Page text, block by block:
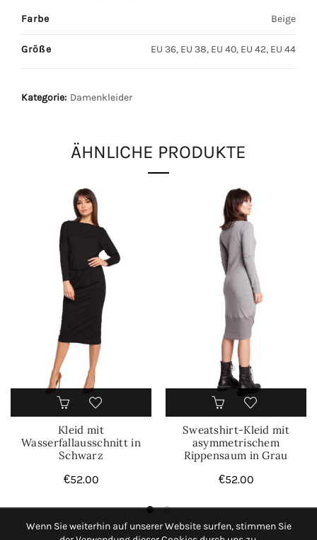
Farbe Beige
Größe EU 36, EU 38, EU 40, EU 42, EU 44
Kategorie: Damenkleider
ÄHNLICHE PRODUKTE
Kleid mit
Wasserfallausschnitt in
Schwarz
€52.00
Sweatshirt-Kleid mit
asymmetrischem
Rippensaum in Grau
€52.00
Wenn Sie weiterhin auf unserer Website surfen, stimmen Sie